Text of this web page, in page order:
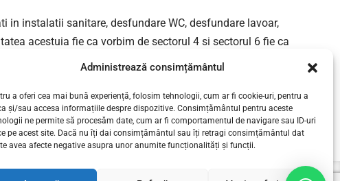
Administrează consimțământul
a oferi cea mai bună experiență, folosim tehnologii, cum ar fi cookie-uri, pentru a
și/sau accesa informațiile despre dispozitive. Consimțământul pentru aceste
ne permite să procesăm date, cum ar fi comportamentul de navigare sau ID-uri
pe acest site. Dacă nu îți dai consimțământul sau îți retragi consimțământul dat
avea afecte negative asupra unor anumite funcționalități și funcții.
instalatii sanitare, desfundare WC, desfundare lavoar,
acestuia fie ca vorbim de sectorul 4 si sectorul 6 fie ca
CONTINUE READING